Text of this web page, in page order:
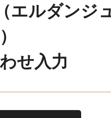
エルダンジ
せ入力